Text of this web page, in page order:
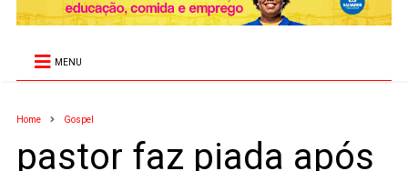
MENU
Home Gospel
pastor faz piada após